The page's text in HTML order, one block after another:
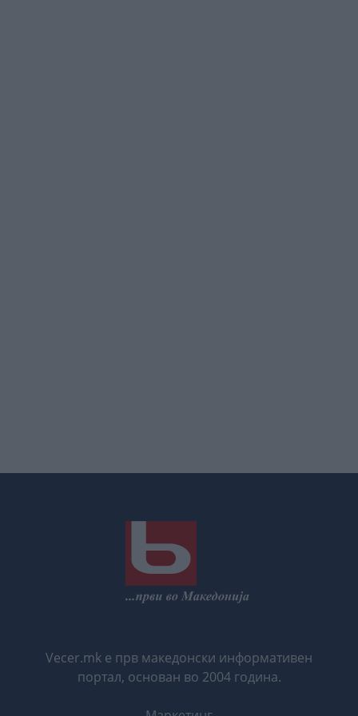
Vecer.mk е прв македонски информативен
портал, основан во 2004 година.